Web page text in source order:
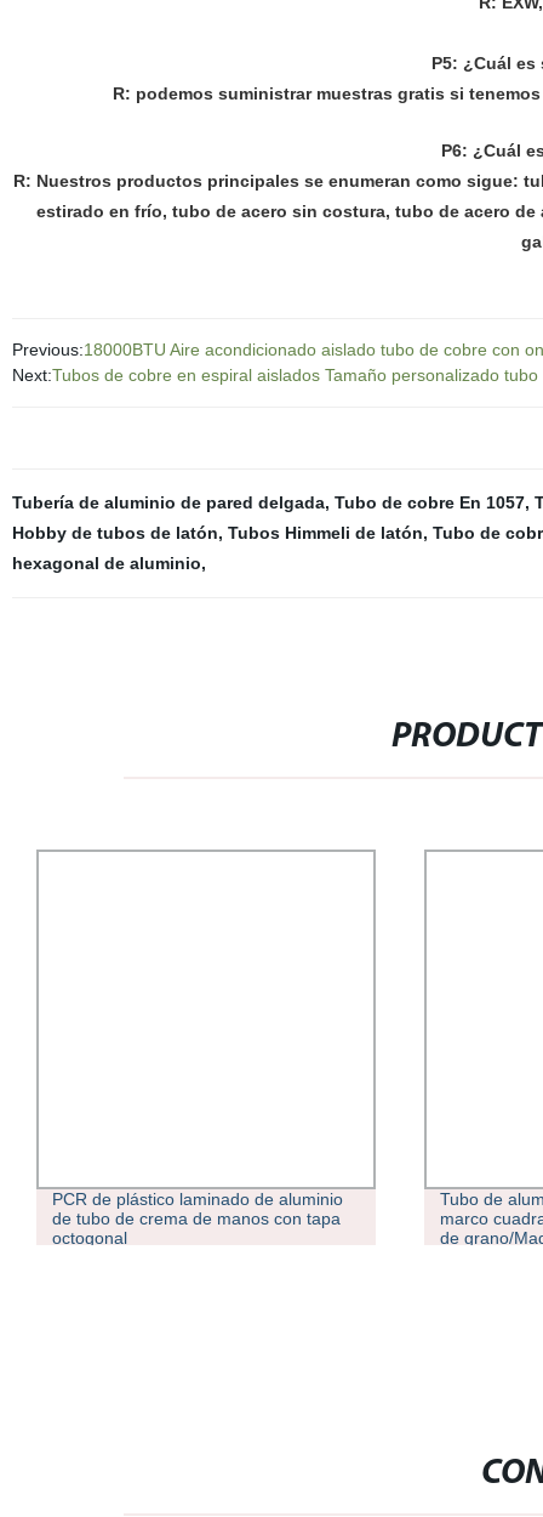
P5: ¿Cuál
R: podemos suministrar muestras gratis si
P6: ¿Cuál
R: Nuestros productos principales se enumeran como sigue:
estirado en frío, tubo de acero sin costura, tubo de acero
Previous:18000BTU Aire acondicionado aislado tubo de cobre con
Next:Tubos de cobre en espiral aislados Tamaño personalizado
Tubería de aluminio de pared delgada, Tubo de cobre En 1057,
Hobby de tubos de latón, Tubos Himmeli de latón, Tubo de
hexagonal de aluminio,
Tubo de aluminio-Tubo/Sistema de
marco cuadrado de aluminio anodizado
de grano/Madera Powde decoración
Flujo de
de aluminio
/Tubo